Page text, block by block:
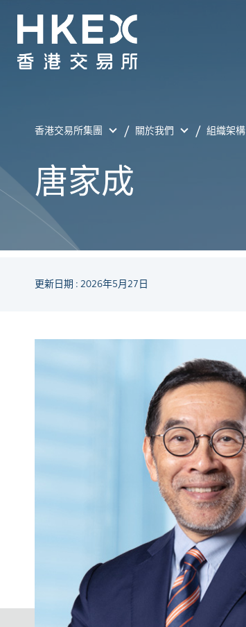
香港交易所集團 關於我們 組織架構
唐家成
更新日期 : 2026年5月27日